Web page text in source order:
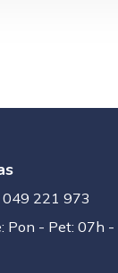
049 221 973
Pon - Pet: 07h